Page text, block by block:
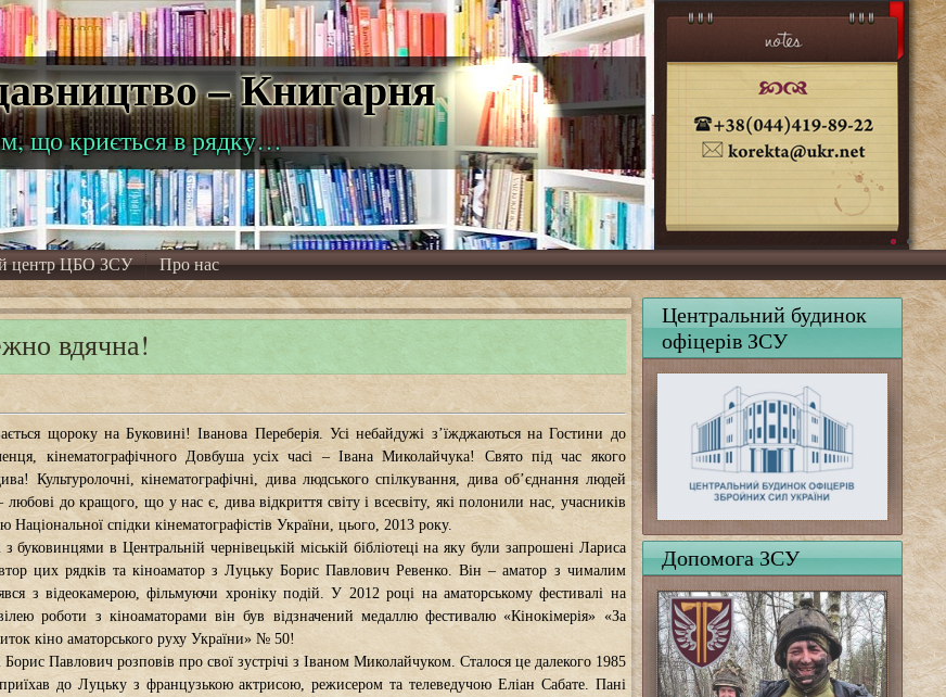
– Книгарня
що криється в рядку…
центр ЦБО ЗСУ Про нас
вдячна!
щороку на Буковині! Іванова Переберія. Усі небайдужі з’їжджаються на Гостини до
кінематографічного Довбуша усіх часі – Івана Миколайчука! Свято під час якого
Культуролочні, кінематографічні, дива людського спілкування, дива об’єднання людей
до кращого, що у нас є, дива відкриття світу і всесвіту, які полонили нас, учасників
Національної спідки кінематографістів України, цього, 2013 року.
з буковинцями в Центральній чернівецькій міській бібліотеці на яку були запрошені Лариса
цих рядків та кіноаматор з Луцьку Борис Павлович Ревенко. Він – аматор з чималим
з відеокамерою, фільмуючи хроніку подій. У 2012 році на аматорському фестивалі на
роботи з кіноаматорами він був відзначений медаллю фестивалю «Кінокімерія» «За
кіно аматорського руху України» № 50!
Борис Павлович розповів про свої зустрічі з Іваном Миколайчуком. Сталося це далекого 1985
до Луцьку з французькою актрисою, режисером та телеведучою Еліан Сабате. Пані
Центральний будинок
офіцерів ЗСУ
Допомога ЗСУ